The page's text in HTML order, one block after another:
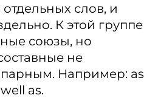
отдельных слов, и
К этой группе
союзы, но
не
парным. Например: as
as.